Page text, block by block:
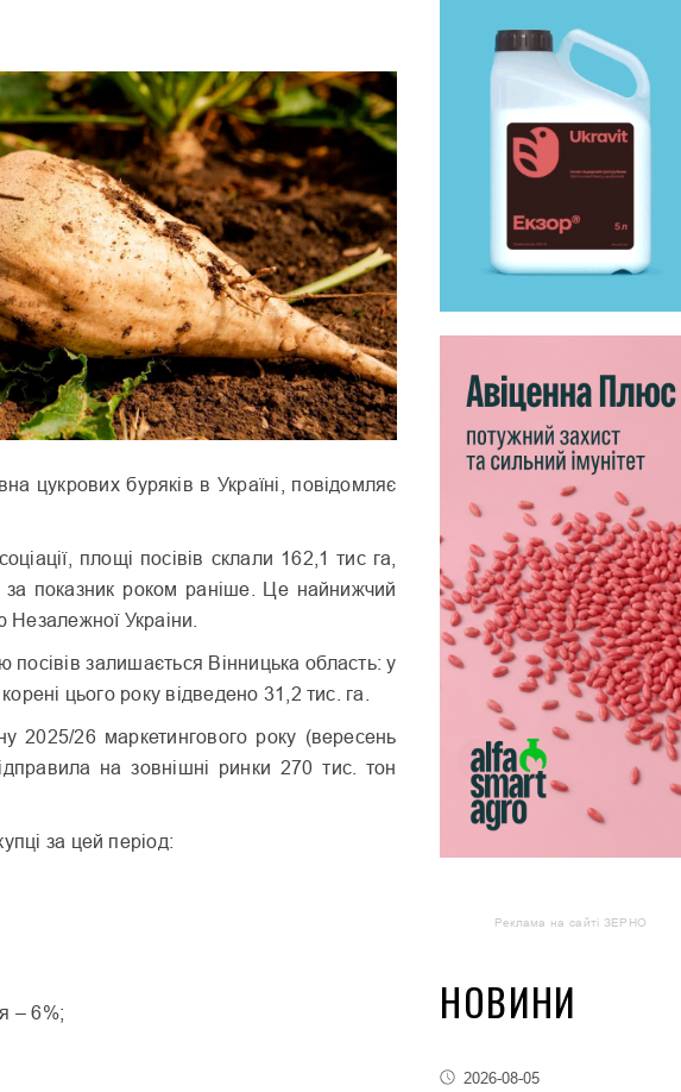
цукрових буряків в Україні, повідомляє
площі посівів склали 162,1 тис га,
показник роком раніше. Це найнижчий
Незалежної Украіни.
залишається Вінницька область: у
корені цього року відведено 31,2 тис. га.
2025/26 маркетингового року (вересень
на зовнішні ринки 270 тис. тон
за цей період:
– 6%;
Реклама на сайті ЗЕРНО
НОВИНИ
2026-08-05